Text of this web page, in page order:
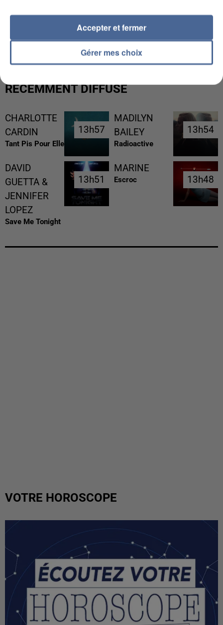
LES FRANÇAIS, FANS DE LA FLEMME
RÉCEMMENT DIFFUSÉ
CHARLOTTE
CARDIN
Tant Pis Pour Elle
13h57
13h57
MADILYN
BAILEY
Radioactive
13h54
13h54
DAVID
GUETTA &
JENNIFER
LOPEZ
Save Me Tonight
13h51
13h51
MARINE
Escroc 13h48
13h48
VOTRE HOROSCOPE
Gérer mes choix
Accepter et fermer